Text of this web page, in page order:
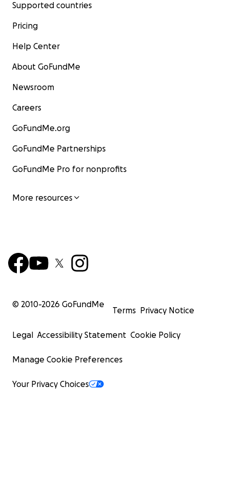
Supported countries
Pricing
Help Center
About GoFundMe
Newsroom
Careers
GoFundMe.org
GoFundMe Partnerships
GoFundMe Pro for nonprofits
More resources
© 2010-2026 GoFundMe
Terms Privacy Notice
Legal Accessibility Statement Cookie Policy
Manage Cookie Preferences
Your Privacy Choices